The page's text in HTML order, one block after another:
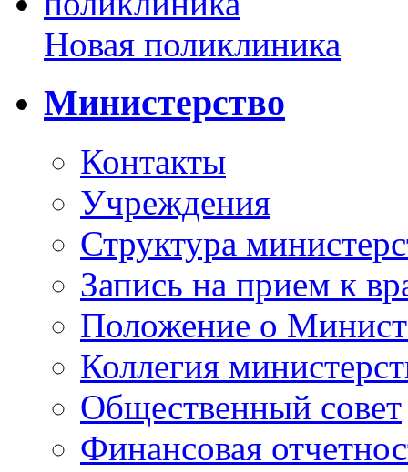
Новая поликлиника
Министерство
Контакты
Учреждения
Структура
Запись на прием к
Положение о
Коллегия
Общественный совет
Финансовая